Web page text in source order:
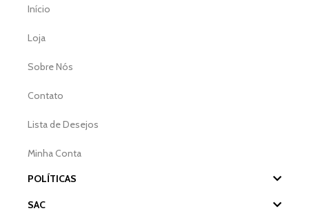
Início
Loja
Sobre Nós
Contato
Lista de Desejos
Minha Conta
POLÍTICAS
SAC